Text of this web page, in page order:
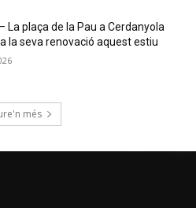
La plaça de la Pau a Cerdanyola
la seva renovació aquest estiu
més